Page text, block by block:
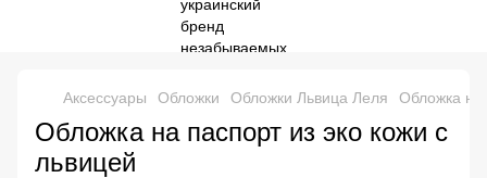
Аксессуары Обложки Обложки Львица Леля Обложка на
Обложка на паспорт из эко кожи с
львицей